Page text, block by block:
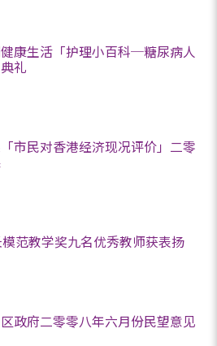
康生活「护理小百科─糖尿病人
礼
市民对香港经济现况评价」二零
范教学奖九名优秀教师获表扬
政府二零零八年六月份民望意见